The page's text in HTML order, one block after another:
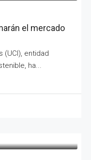
el mercado
(UCI), entidad
ha...